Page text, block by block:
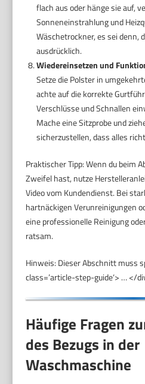
flach aus oder hänge sie auf,
Sonneneinstrahlung und
Wäschetrockner, es sei denn,
ausdrücklich.
Wiedereinsetzen und
Setze die Polster in
achte auf die korrekte
Verschlüsse und Schnallen
Mache eine Sitzprobe und
sicherzustellen, dass alles
Praktischer Tipp: Wenn du beim
Zweifel hast, nutze
Video vom Kundendienst. Bei
hartnäckigen Verunreinigungen
eine professionelle Reinigung
ratsam.
Hinweis: Dieser Abschnitt muss
class=’article-step-guide‘> … </
Häufige Fragen
des Bezugs in der
Waschmaschine